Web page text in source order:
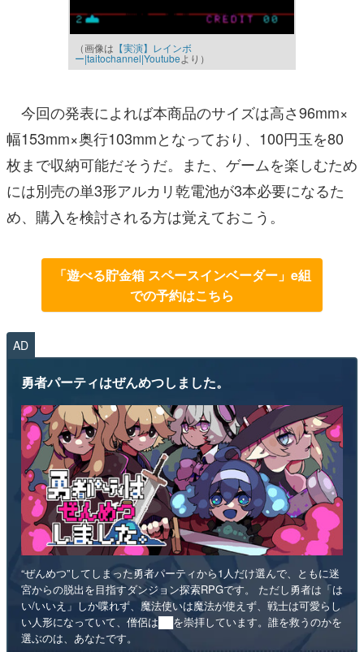
（画像は 【実演】レインボ
ー|taitochannel|Youtubeより）
今回の発表によれば本商品のサイズは高さ96mm×
幅153mm×奥行103mmとなっており、100円玉を80
枚まで収納可能だそうだ。また、ゲームを楽しむため
には別売の単3形アルカリ乾電池が3本必要になるた
め、購入を検討される方は覚えておこう。
「遊べる貯金箱 スペースインベーダー」e組
での予約はこちら
AD
勇者パーティはぜんめつしました。
“ぜんめつ”してしまった勇者パーティから1人だけ選んで、ともに迷
宮からの脱出を目指すダンジョン探索RPGです。 ただし勇者は「は
い/いいえ」しか喋れず、魔法使いは魔法が使えず、戦士は可愛らし
い人形になっていて、僧侶は██を崇拝しています。誰を救うのかを
選ぶのは、あなたです。